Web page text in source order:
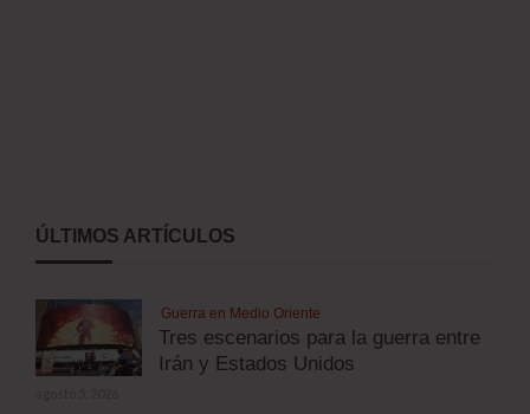
ÚLTIMOS ARTÍCULOS
Guerra en Medio Oriente
Tres escenarios para la guerra entre
Irán y Estados Unidos